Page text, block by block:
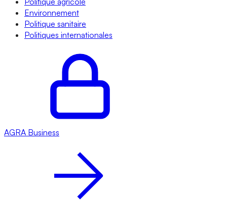
Environnement
Politique sanitaire
Politiques internationales
AGRA Business